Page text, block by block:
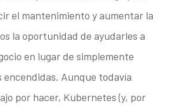
el mantenimiento y aumentar la
la oportunidad de ayudarles a
en lugar de simplemente
encendidas. Aunque todavía
por hacer, Kubernetes (y, por